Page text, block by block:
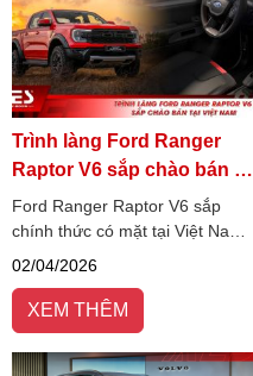
Trình làng Ford Ranger
Raptor V6 sắp chào bán tại
Việt Nam
Ford Ranger Raptor V6 sắp
chính thức có mặt tại Việt Nam,
đánh dấu bước nâng cấp mạnh
khúc bán tải off-road.
02/04/2026
XEM THÊM